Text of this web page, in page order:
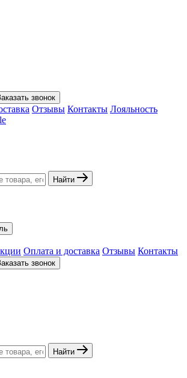
звонок
Отзывы Контакты Лояльность
Найти
Оплата и доставка Отзывы Контакты
звонок
Найти